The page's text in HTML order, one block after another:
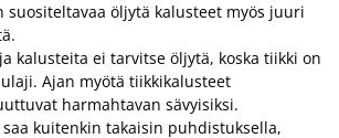
suositeltavaa öljytä kalusteet myös juuri
kalusteita ei tarvitse öljytä, koska tiikki on
Ajan myötä tiikkikalusteet
harmahtavan sävyisiksi.
kuitenkin takaisin puhdistuksella,